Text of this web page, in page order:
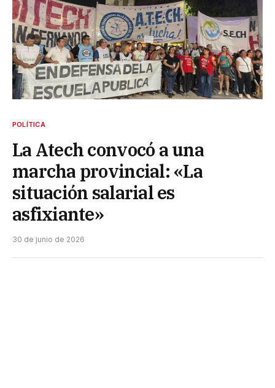
POLÍTICA
La Atech convocó a una
marcha provincial: «La
situación salarial es
asfixiante»
30 de junio de 2026